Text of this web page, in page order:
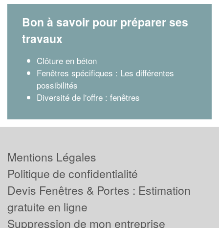
Bon à savoir pour préparer ses
travaux
Clôture en béton
Fenêtres spécifiques : Les différentes
possibilités
Diversité de l'offre : fenêtres
Mentions Légales
Politique de confidentialité
Devis Fenêtres & Portes : Estimation
gratuite en ligne
Suppression de mon entreprise